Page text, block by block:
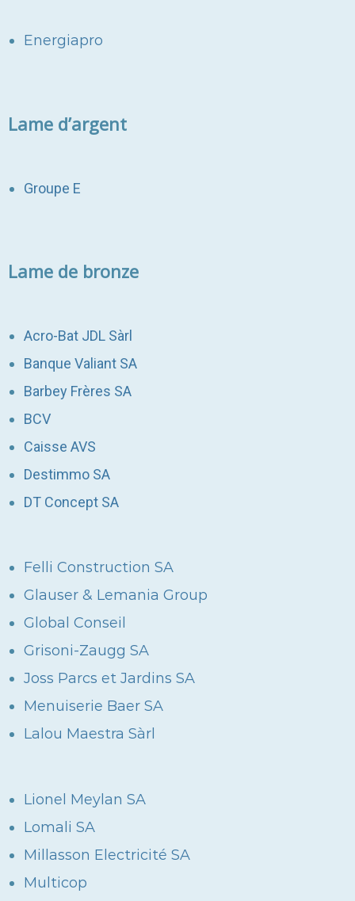
Energiapro
Lame d’argent
Groupe E
Lame de bronze
Acro-Bat JDL Sàrl
Banque Valiant SA
Barbey Frères SA
BCV
Caisse AVS
Destimmo SA
DT Concept SA
Felli Construction SA
Glauser & Lemania Group
Global Conseil
Grisoni-Zaugg SA
Joss Parcs et Jardins SA
Menuiserie Baer SA
Lalou Maestra Sàrl
Lionel Meylan SA
Lomali SA
Millasson Electricité SA
Multicop